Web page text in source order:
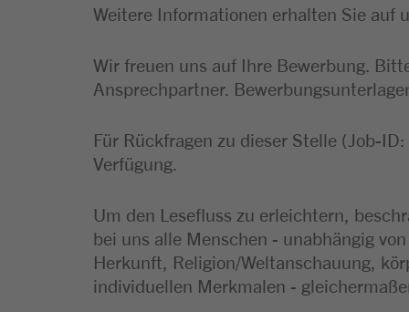
Weitere Informationen erhalten Sie auf
Wir freuen uns auf Ihre Bewerbung.
Ansprechpartner.
Für Rückfragen zu dieser Stelle (Job-
Verfügung.
Um den Lesefluss zu erleichtern,
bei uns alle Menschen - unabhängig
Herkunft, Religion/Weltanschauung,
individuellen Merkmalen -